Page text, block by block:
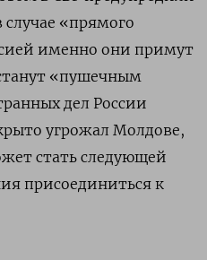
«прямого
именно они примут
«пушечным
дел России
угрожал Молдове,
стать следующей
присоединиться к